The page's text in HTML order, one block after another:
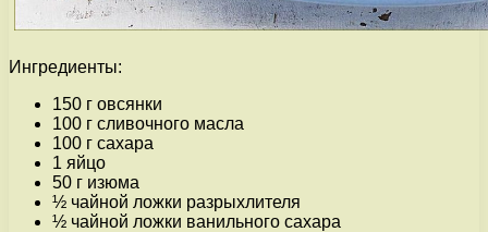
Ингредиенты:
150 г овсянки
100 г сливочного масла
100 г сахара
1 яйцо
50 г изюма
½ чайной ложки разрыхлителя
½ чайной ложки ванильного сахара